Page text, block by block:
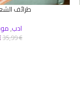
إضافة إلى السلةطرائف
ادب,
35,99€